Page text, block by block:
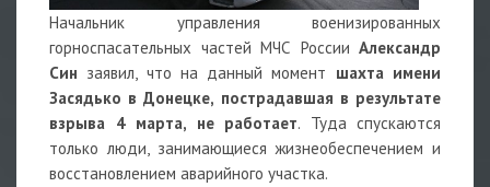
Начальник управления военизированных
горноспасательных частей МЧС России Александр
Син заявил, что на данный момент шахта имени
Засядько в Донецке, пострадавшая в результате
взрыва 4 марта, не работает. Туда спускаются
только люди, занимающиеся жизнеобеспечением и
восстановлением аварийного участка.